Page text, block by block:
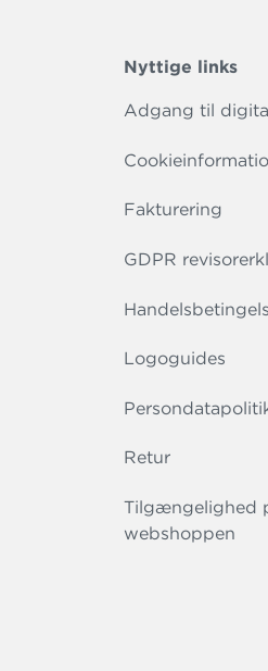
Nyttige links
Adgang til
Fakturering
GDPR
Logoguides
Retur
Tilgængelighed
webshoppen